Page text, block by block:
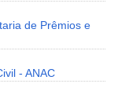
de Prêmios e
- ANAC